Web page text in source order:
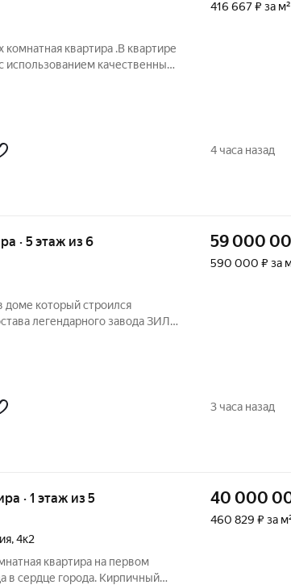
квартира .В квартире
использованием качественных
Вся мебель и техника
416 667 ₽ за м²
4 часа назад
· 5 этаж из 6
доме который строился
легендарного завода ЗИЛ:
Окна выходят сразу на три
59 000
590 000 ₽ за
3 часа назад
· 1 этаж из 5
,4к2
квартира на первом
в сердце города. Кирпичный
40 000
460 829 ₽ за